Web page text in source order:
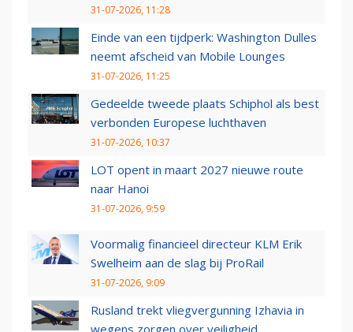
31-07-2026, 11:28
Einde van een tijdperk: Washington Dulles
neemt afscheid van Mobile Lounges
31-07-2026, 11:25
Gedeelde tweede plaats Schiphol als best
verbonden Europese luchthaven
31-07-2026, 10:37
LOT opent in maart 2027 nieuwe route
naar Hanoi
31-07-2026, 9:59
Voormalig financieel directeur KLM Erik
Swelheim aan de slag bij ProRail
31-07-2026, 9:09
Rusland trekt vliegvergunning Izhavia in